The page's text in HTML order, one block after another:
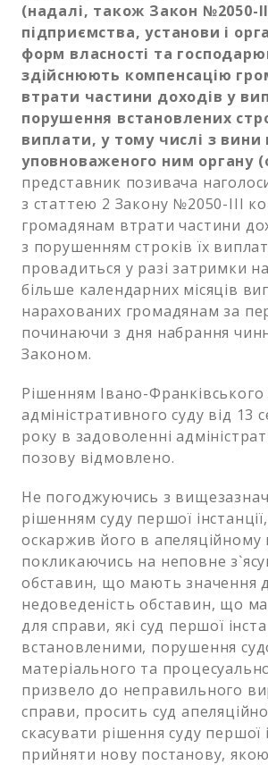
(надалі, також Закон №2050-
підприємства, установи і
форм власності та
здійснюють компенсацію
втрати частини доходів у
порушення встановлених
виплати, у тому числі з вини
уповноваженого ним органу
представник позивача
з статтею 2 Закону №2050-ІІІ
громадянам втрати частини
з порушенням строків їх
провадиться у разі затримки
більше календарних місяців
нарахованих громадянам за
починаючи з дня набрання
Законом.
Рішенням Івано-
адміністративного суду від 13
року в задоволенні
позову відмовлено.
Не погоджуючись з
рішенням суду першої
оскаржив його в апеляційному
покликаючись на неповне
обставин, що мають значення
недоведеність обставин, що
для справи, які суд першої
встановленими, порушення
матеріального та
призвело до неправильного
справи, просить суд
скасувати рішення суду першої
прийняти нову постанову, якою